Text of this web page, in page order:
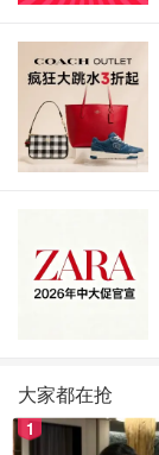
大家都在抢
1